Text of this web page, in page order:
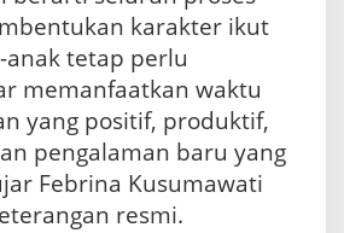
karakter ikut
tetap perlu
memanfaatkan waktu
yang positif, produktif,
pengalaman baru yang
Febrina Kusumawati
resmi.